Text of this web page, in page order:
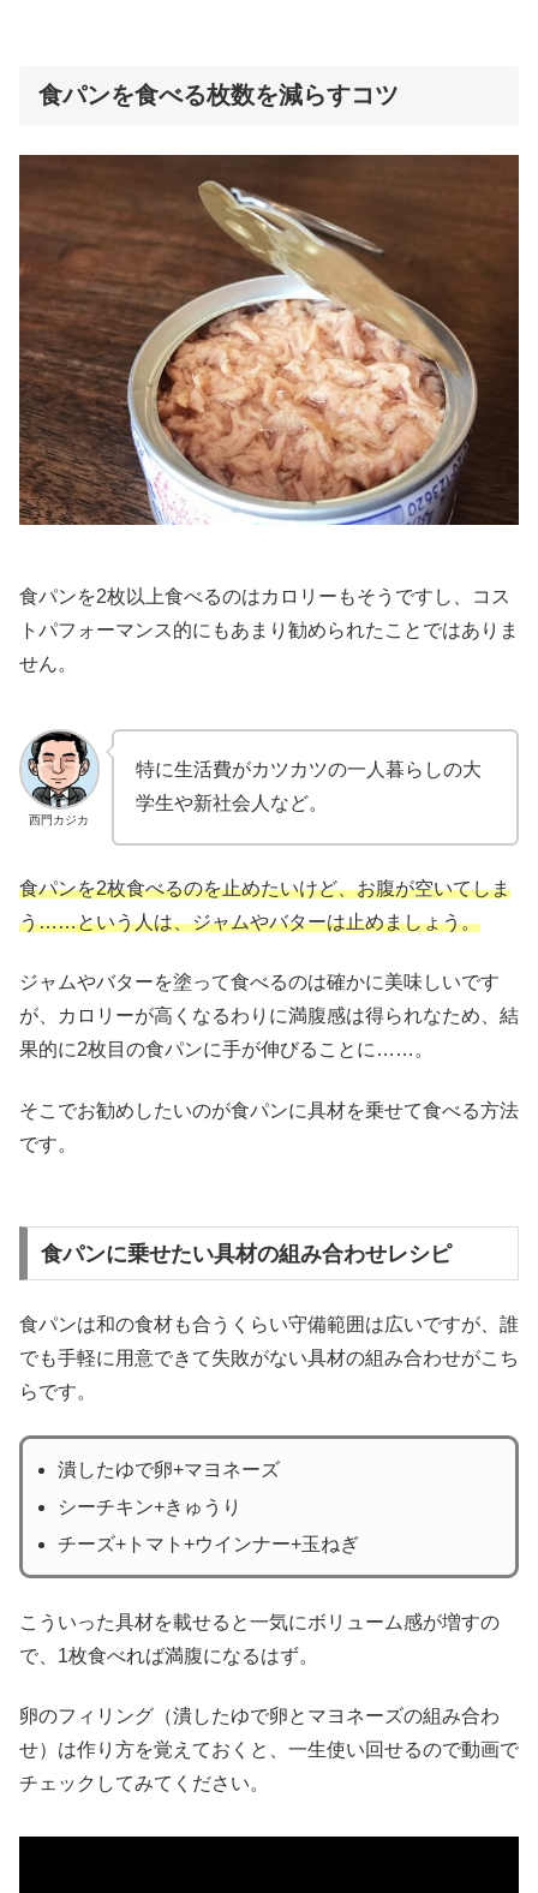
食パンを食べる枚数を減らすコツ
食パンを2枚以上食べるのはカロリーもそうですし、コス
トパフォーマンス的にもあまり勧められたことではありま
せん。
西門カジカ
特に生活費がカツカツの一人暮らしの大
学生や新社会人など。
食パンを2枚食べるのを止めたいけど、お腹が空いてしま
う……という人は、ジャムやバターは止めましょう。
ジャムやバターを塗って食べるのは確かに美味しいです
が、カロリーが高くなるわりに満腹感は得られなため、結
果的に2枚目の食パンに手が伸びることに……。
そこでお勧めしたいのが食パンに具材を乗せて食べる方法
です。
食パンに乗せたい具材の組み合わせレシピ
食パンは和の食材も合うくらい守備範囲は広いですが、誰
でも手軽に用意できて失敗がない具材の組み合わせがこち
らです。
潰したゆで卵+マヨネーズ
シーチキン+きゅうり
チーズ+トマト+ウインナー+玉ねぎ
こういった具材を載せると一気にボリューム感が増すの
で、1枚食べれば満腹になるはず。
卵のフィリング（潰したゆで卵とマヨネーズの組み合わ
せ）は作り方を覚えておくと、一生使い回せるので動画で
チェックしてみてください。